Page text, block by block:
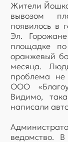
Жители
вывозом
появилось в
Эл.
площадке
оранжевый
месяца.
проблема
ООО
Видимо,
написали
ведомство.